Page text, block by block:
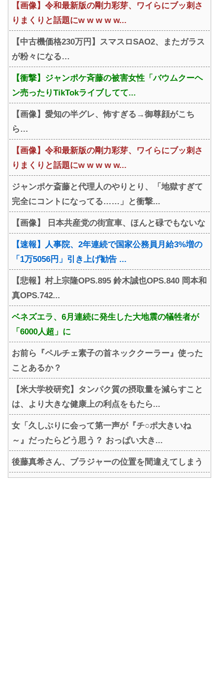
【画像】令和最新版の剛力彩芽、ワイらにブッ刺さ
りまくりと話題にw w w w w...
【中古機価格230万円】スマスロSAO2、またガラス
が粉々になる…
【衝撃】ジャンポケ斉藤の被害女性「バウムクーヘ
ン売ったりTikTokライブしてて...
【画像】愛知の半グレ、怖すぎる→御尊顔がこち
ら…
【画像】令和最新版の剛力彩芽、ワイらにブッ刺さ
りまくりと話題にw w w w w...
ジャンポケ斎藤と代理人のやりとり、「地獄すぎて
完全にコントになってる……」と衝撃...
【画像】 日本共産党の街宣車、ほんと碌でもないな
【速報】人事院、2年連続で国家公務員月給3%増の
「1万5056円」引き上げ勧告 ...
【悲報】村上宗隆OPS.895 鈴木誠也OPS.840 岡本和
真OPS.742...
ベネズエラ、6月連続に発生した大地震の犠牲者が
「6000人超」に
お前ら『ペルチェ素子の首ネッククーラー』使った
ことあるか？
【米大学校研究】タンパク質の摂取量を減らすこと
は、より大きな健康上の利点をもたら...
女「久しぶりに会って第一声が『チ○ポ大きいね
～』だったらどう思う？ おっぱい大き...
後藤真希さん、ブラジャーの位置を間違えてしまう